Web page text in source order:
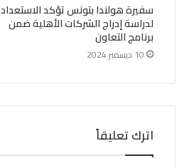
سفيرة هولندا بتونس تؤكد الاستعداد
لدراسة إدراج الشركات الأهلية ضمن
برنامج التعاون
10 ديسمبر 2024
اترك تعليقاً